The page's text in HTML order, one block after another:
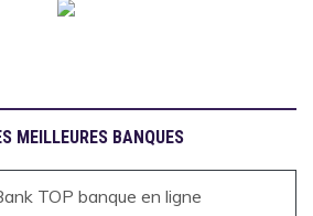
MEILLEURES BANQUES